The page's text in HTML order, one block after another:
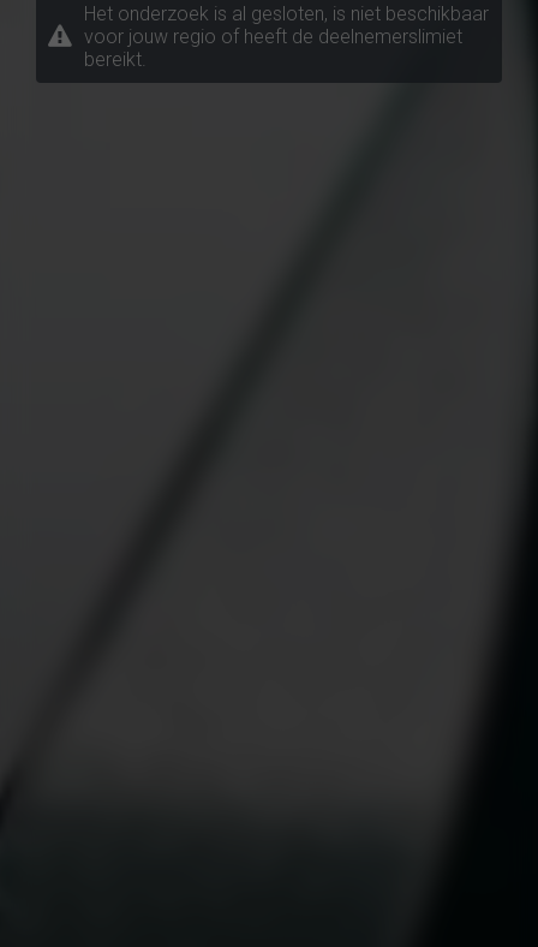
Het onderzoek is al gesloten, is niet beschikbaar
voor jouw regio of heeft de deelnemerslimiet
bereikt.